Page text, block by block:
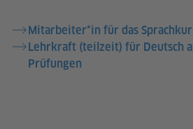
Mitarbeiter*in für das
Lehrkraft (teilzeit) für Deutsch
Prüfungen